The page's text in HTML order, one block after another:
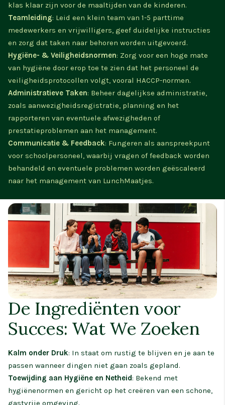
klas klaar zijn voor de maaltijden van de kinderen.
Teamleiding: Leid een klein team van 1-5 parttime
medewerkers en vrijwilligers, geef duidelijke instructies
en zorg dat taken naar behoren worden uitgevoerd.
Hygiëne- & Veiligheidsnormen: Zorg voor een hoge mate
van hygiëne door erop toe te zien dat het personeel de
veiligheidsprotocollen volgt, vooral HACCP-normen.
Administratieve Taken: Beheer dagelijkse administratie,
zoals aanwezigheidsregistratie, planning en het
rapporteren van eventuele afwezigheden of
prestatieproblemen aan het management.
Communicatie & Feedback: Fungeren als aanspreekpunt
voor schoolpersoneel, waarbij vragen of feedback worden
behandeld en eventuele problemen worden geëscaleerd
naar het management van LunchMaatjes.
De Ingrediënten voor
Succes: Wat We Zoeken
Kalm onder Druk: In staat om rustig te blijven en je aan te
passen wanneer dingen niet gaan zoals gepland.
Toewijding aan Hygiëne en Netheid: Bekend met
hygiënenormen en gericht op het creëren van een schone,
gastvrije omgeving.